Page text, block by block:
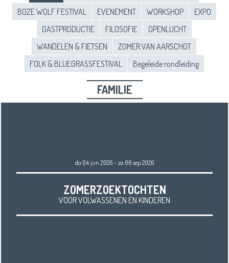
BOZE WOLF FESTIVAL
EVENEMENT WORKSHOP
EXPO
GASTPRODUCTIE
FILOSOFIE
OPENLUCHT
WANDELEN & FIETSEN
ZOMER VAN AARSCHOT
FOLK & BLUEGRASSFESTIVAL
Begeleide rondleiding
FAMILIE
do 04 jun 2026 - zo 06 sep 2026
ZOMERZOEKTOCHTEN
VOOR VOLWASSENEN EN KINDEREN